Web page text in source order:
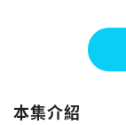
本集介紹